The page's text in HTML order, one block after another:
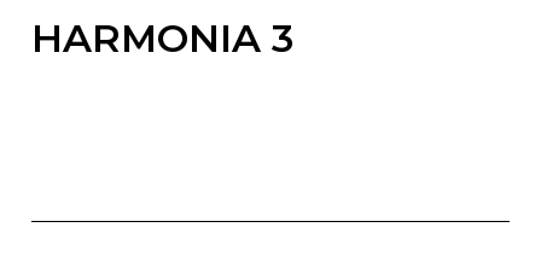
HARMONIA 3